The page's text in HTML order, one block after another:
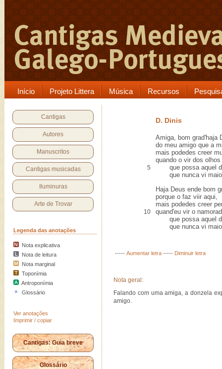
Início Projeto Littera Música Recursos
Cantigas
Autores
Manuscritos
Cantigas musicadas
Iluminuras
Arte de Trovar
Legenda das anotações
Nota explicativa
Nota de leitura
Nota marginal
Toponímia
Antroponímia
Glossário
Ver anotações
Imprimir / copiar
Cantigas: Guia breve
Glossário
D. Dinis
Amiga, bom grad'haja
do meu amigo que a
mais podedes creer
quando o vir dos
5
que possa aquel
que nunca vi
Haja Deus ende bom
porque o faz viir aqui,
mais podedes creer
10
quand'eu vir o
que possa aquel
que nunca vi
----- Aumentar letra ----- Diminuir letra
Nota geral:
Falando com uma amiga, a donzela
amigo.